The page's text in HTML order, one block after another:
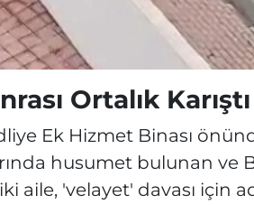
Ortalık Karıştı
Ek Hizmet Binası
husumet bulunan ve
aile, 'velayet' davası için